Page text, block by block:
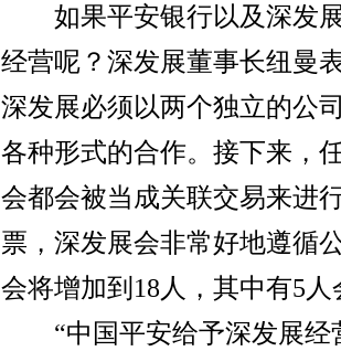
如果平安银行以及深发展
经营呢？深发展董事长纽曼
深发展必须以两个独立的公
各种形式的合作。接下来，
会都会被当成关联交易来进
票，深发展会非常好地遵循
会将增加到18人，其中有5
“中国平安给予深发展经